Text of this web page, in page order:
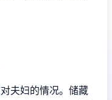
夫妇的情况。储藏